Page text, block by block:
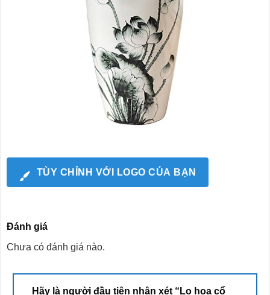
TÙY CHỈNH VỚI LOGO CỦA BẠN
Đánh giá
Chưa có đánh giá nào.
Hãy là người đầu tiên nhận xét “Lọ hoa cổ